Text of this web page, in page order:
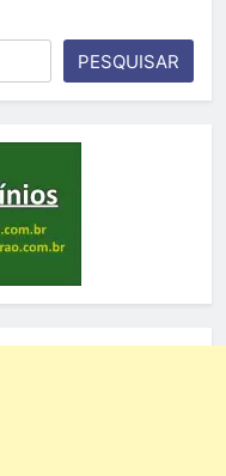
PESQUISAR